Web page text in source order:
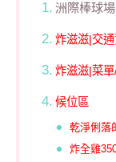
洲際棒球
炸滋滋|交
炸滋滋|菜
候位區
乾淨俐落
炸全雞